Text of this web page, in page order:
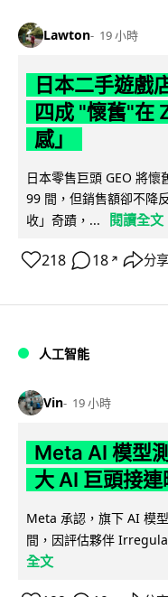
Lawton 19 小時
日本二手遊戲
四成 "懷舊"在
感」
日本零售巨頭 GEO 將
99 間，但銷售額卻不降
收」奇蹟，...
閱讀全文
218 18 ↗ 分享
人工智能
Vin 19 小時
Meta AI 模型
大 AI 巨頭接
Meta 承認，旗下 AI 模
間，因評估夥伴
全文